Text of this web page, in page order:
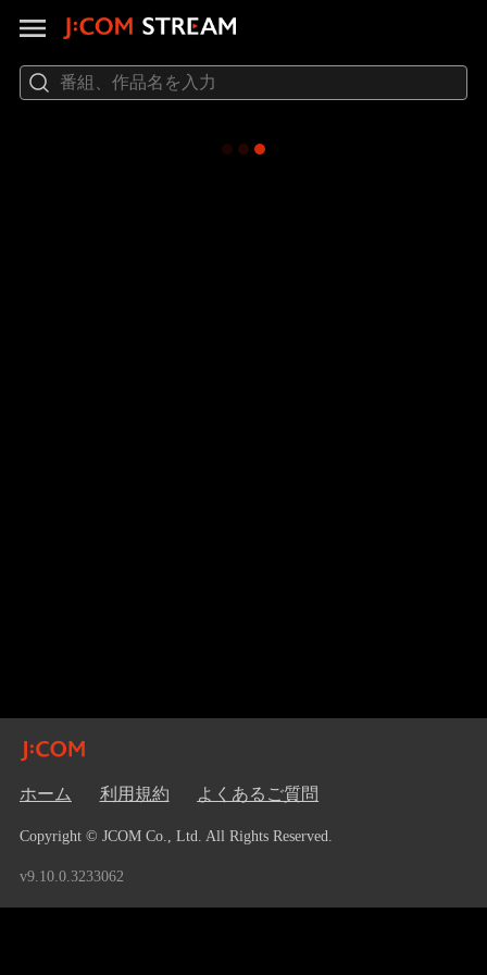
ホーム 利用規約 よくあるご質問
Copyright © JCOM Co., Ltd. All Rights Reserved.
v9.10.0.3233062